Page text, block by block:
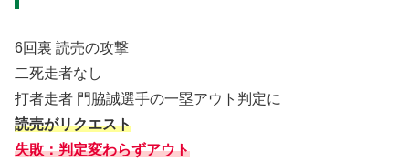
6回裏 読売の攻撃
二死走者なし
打者走者 門脇誠選手の一塁アウト判定に
読売がリクエスト
失敗：判定変わらずアウト